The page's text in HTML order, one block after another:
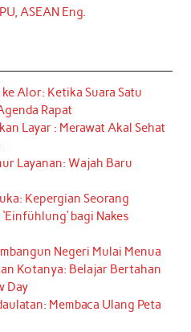
ASEAN Eng.
Alor: Ketika Suara Satu
Rapat
Layar : Merawat Akal Sehat
Layanan: Wajah Baru
Kepergian Seorang
bagi Nakes
Negeri Mulai Menua
Kotanya: Belajar Bertahan
Day
Membaca Ulang Peta